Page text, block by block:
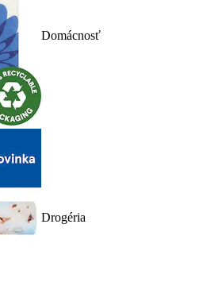
Domácnosť
Drogéria